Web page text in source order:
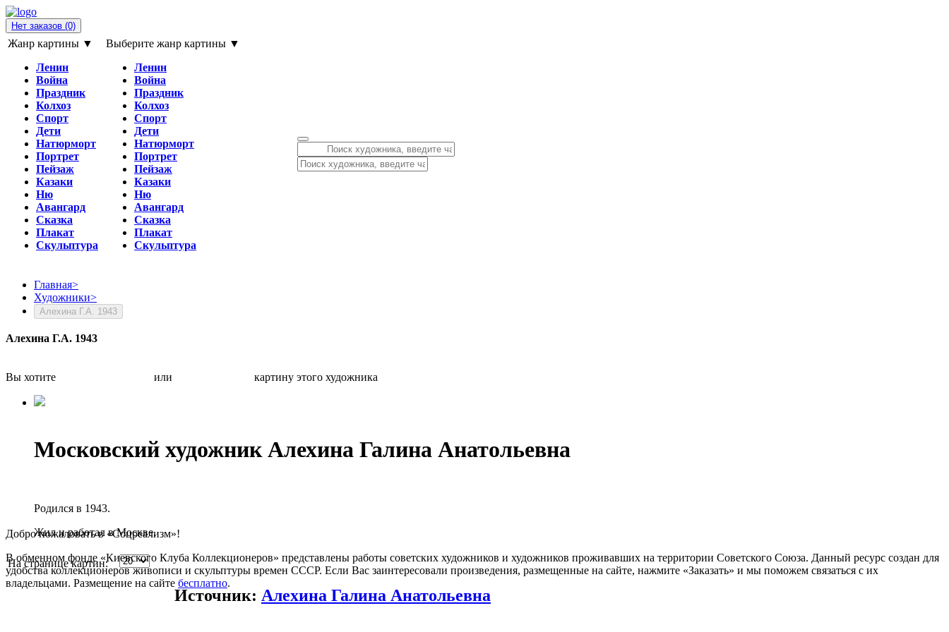
Нет заказов (0)
Жанр картины ▼
Ленин
Война
Праздник
Колхоз
Спорт
Дети
Натюрморт
Портрет
Пейзаж
Казаки
Ню
Авангард
Сказка
Плакат
Скульптура
Выберите жанр картины ▼
Ленин
Война
Праздник
Колхоз
Спорт
Дети
Натюрморт
Портрет
Пейзаж
Казаки
Ню
Авангард
Сказка
Плакат
Скульптура
Главная>
Художники>
Алехина Г.А. 1943
Алехина Г.А. 1943
Вы хотите или картину этого художника
Московский художник Алехина Галина Анатольевна
Родился в 1943.
Жил и работал в Москве.
На странице картин:
Источник: Алехина Галина Анатольевна
Добро пожаловать в «Соцреализм»!
В обменном фонде «Киевского Клуба Коллекционеров» представлены работы советских художников и художников проживавших на территории Советского Союза. Данный ресурс создан для
удобства коллекционеров живописи и скульптуры времен СССР. Если Вас заинтересовали произведения, размещенные на сайте, нажмите «Заказать» и мы поможем связаться с их
владельцами. Размещение на сайте бесплатно.